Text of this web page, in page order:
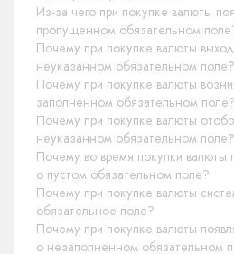
Из-за чего при покупке валюты
пропущенном обязательном
Почему при покупке валюты
неуказанном обязательном поле?
Почему при покупке валюты
заполненном обязательном поле?
Почему при покупке валюты
неуказанном обязательном поле?
Почему во время покупки валюты
о пустом обязательном поле?
Почему при покупке валюты
обязательное поле?
Почему при покупке валюты
о незаполненном обязательном